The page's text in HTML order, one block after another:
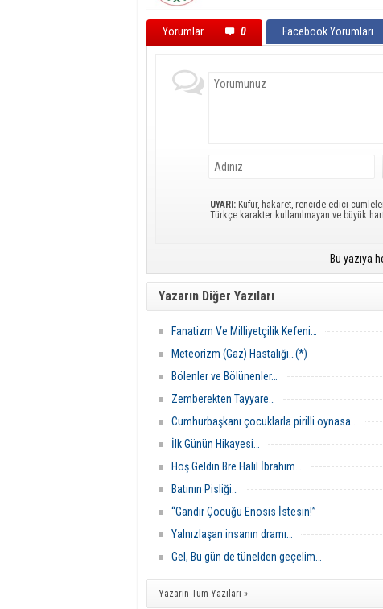
Yorumlar 0 Facebook Yorumları
UYARI: Küfür, hakaret, rencide edici
Türkçe karakter kullanılmayan ve büyük
Bu yazıya
Yazarın Diğer Yazıları
Fanatizm Ve Milliyetçilik Kefeni…
Meteorizm (Gaz) Hastalığı…(*)
Bölenler ve Bölünenler…
Zemberekten Tayyare…
Cumhurbaşkanı çocuklarla pirilli oynasa…
İlk Günün Hikayesi…
Hoş Geldin Bre Halil İbrahim…
Batının Pisliği…
“Gandır Çocuğu Enosis İstesin!”
Yalnızlaşan insanın dramı…
Gel, Bu gün de tünelden geçelim…
Yazarın Tüm Yazıları »